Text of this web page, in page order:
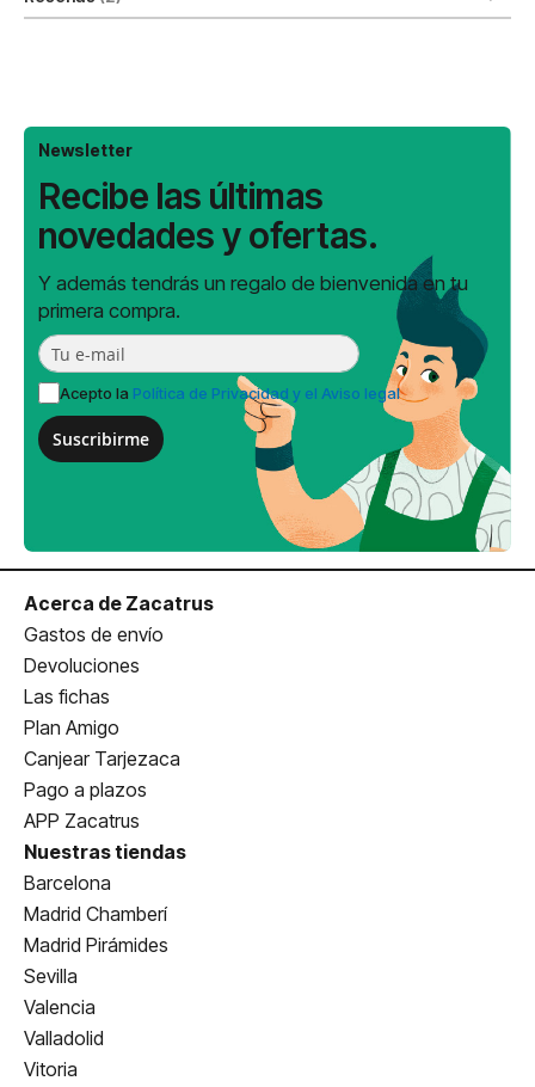
Newsletter
Recibe las últimas
novedades y ofertas.
Y además tendrás un regalo de bienvenida en tu
primera compra.
Acepto la Política de Privacidad y el Aviso legal
Suscribirme
Acerca de Zacatrus
Gastos de envío
Devoluciones
Las fichas
Plan Amigo
Canjear Tarjezaca
Pago a plazos
APP Zacatrus
Nuestras tiendas
Barcelona
Madrid Chamberí
Madrid Pirámides
Sevilla
Valencia
Valladolid
Vitoria